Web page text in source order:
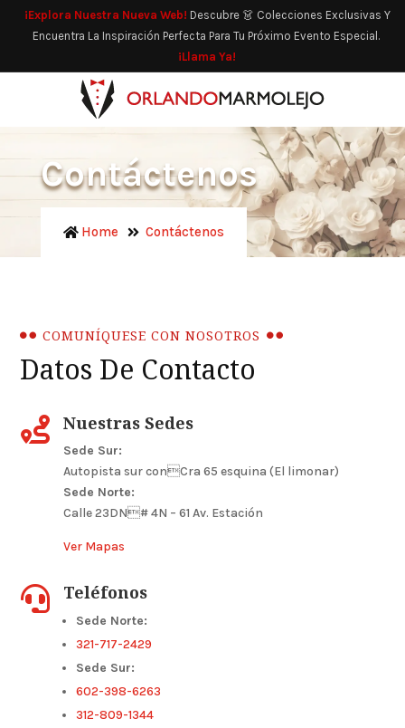
¡Explora Nuestra Nueva Web! Descubre 👗 Colecciones Exclusivas Y
Encuentra La Inspiración Perfecta Para Tu Próximo Evento Especial.
¡Llama Ya!
Contáctenos
Home Contáctenos
COMUNÍQUESE CON NOSOTROS
Datos De Contacto
 Nuestras Sedes
Sede Sur:
Autopista sur conCra 65 esquina (El limonar)
Sede Norte:
Calle 23DN# 4N – 61 Av. Estación
Ver Mapas
 Teléfonos
Sede Norte:
321-717-2429
Sede Sur:
602-398-6263
312-809-1344